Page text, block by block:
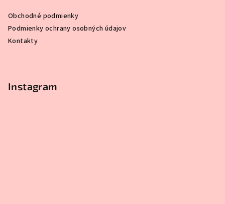
Obchodné podmienky
Podmienky ochrany osobných údajov
Kontakty
Instagram